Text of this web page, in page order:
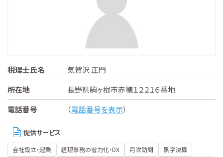
税理士氏名
気賀沢 正門
所在地
長野県駒ヶ根市赤穂１２２１６番地
電話番号
（電話番号を表示）
提供サービス
会社設立・起業 経理事務の省力化・DX 月次訪問 黒字決算